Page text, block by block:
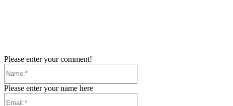
Please enter your comment!
Please enter your name here